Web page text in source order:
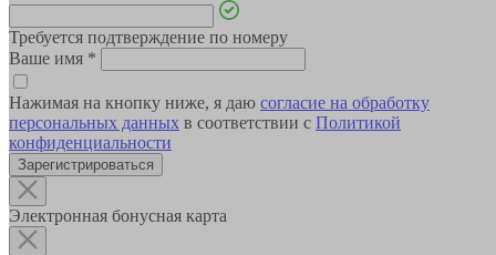
Требуется подтверждение по номеру
Ваше имя *
Нажимая на кнопку ниже, я даю согласие на обработку
персональных данных в соответствии с Политикой
конфиденциальности
Зарегистрироваться
Электронная бонусная карта